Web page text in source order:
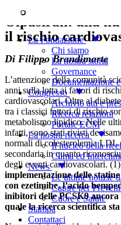
La Fondazione
Chi siamo
La nostra storia
Governance
Documentazione
Congresso
Archivio atti e
Ricerca relazioni
Portale ECM
La nostra ricerca
Il nucleo della
Clima ed
News
Le ultime notizie
Capire per
Cuore e Salute
Stampa
Contattaci
Olpasiran: una
il rischio
Di Filippo Brandimarte
L’attenzione della comunità
anni sulla lotta ai fattori di
cardiovascolari. Oltre al
tra i classici fattori di rischio
metabolismo lipidico. Nelle
infatti, sono stati rivisti
normali di colesterolemia LDL
secondaria in quanto
degli eventi cardiovascolari. (1)
implementazione delle
con ezetimibe, l’acido
inibitori delle PCSK9 ancora
quale la ricerca scientifica